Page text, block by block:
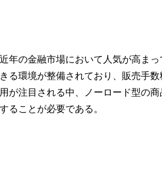
年の金融市場において人気が高ま
る環境が整備されており、販売手
が注目される中、ノーロード型の
ることが必要である。